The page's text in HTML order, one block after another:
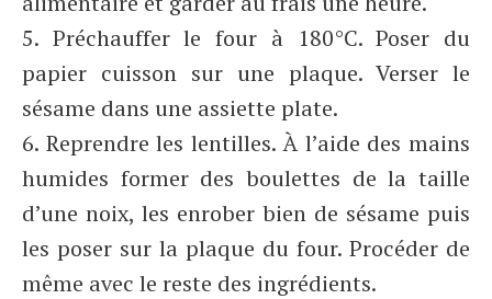
5. Préchauffer le four à 180°C. Poser du
papier cuisson sur une plaque. Verser le
sésame dans une assiette plate.
6. Reprendre les lentilles. À l’aide des mains
humides former des boulettes de la taille
d’une noix, les enrober bien de sésame puis
les poser sur la plaque du four. Procéder de
même avec le reste des ingrédients.